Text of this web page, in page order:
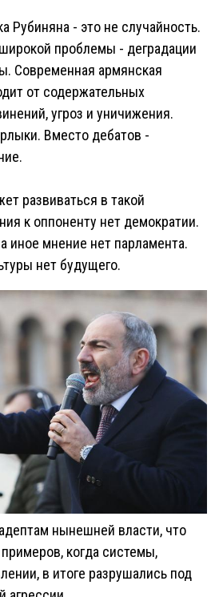
Рубиняна - это не случайность.
проблемы - деградации
Современная армянская
от содержательных
угроз и уничижения.
Вместо дебатов -
развиваться в такой
к оппоненту нет демократии.
иное мнение нет парламента.
нет будущего.
нынешней власти, что
когда системы,
в итоге разрушались под